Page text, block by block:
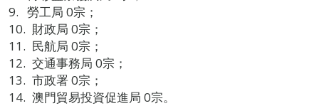
勞工局 0宗；
財政局 0宗；
民航局 0宗；
交通事務局 0宗；
市政署 0宗；
澳門貿易投資促進局 0宗。